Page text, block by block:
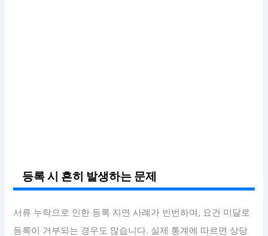
등록 시 흔히 발생하는 문제
서류 누락으로 인한 등록 지연 사례가 빈번하며, 요건 미달로
등록이 거부되는 경우도 많습니다. 실제 통계에 따르면 상당